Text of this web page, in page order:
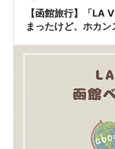
【函館旅行】「LA
まったけど、ホカ